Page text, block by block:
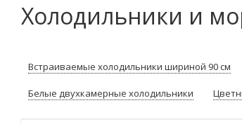
Холодильники и
Встраиваемые холодильники шириной 90 см
Белые двухкамерные холодильники